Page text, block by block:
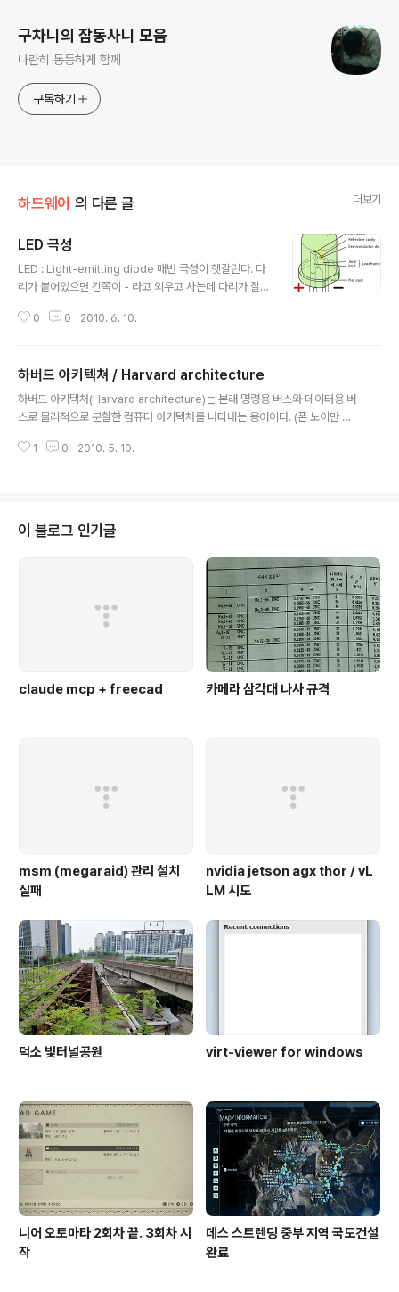
구차니의 잡동사니 모음
나란히 동등하게 함께
구독하기
하드웨어 의 다른 글 더보기
LED 극성
LED : Light-emitting diode 매번 극성이 헷갈린다. 다
리가 붙어있으면 긴쪽이 - 라고 외우고 사는데 다리가 잘리
자세 히보는수 밖에 없다. 다리가 짧거나, 면적이 크면 - 극
[링크 : http://ko.wikipedia.org /wiki/발광_다이오드]
0 0 2010. 6. 10.
하버드 아키텍쳐 / Harvard architecture
하버드 아키텍처(Harvard architecture)는 본래 명령용 버스와 데이터용 버
스로 물리적으로 분할한 컴퓨터 아키텍처를 나타내는 용어이다. (폰 노이만 구
버드_아키텍쳐] [링크 : http://en.wikipedia.org/wiki/Harvard_architec
1 0 2010. 5. 10.
이 블로그 인기글
claude mcp + freecad 카메라 삼각대 나사 규격
msm (megaraid) 관리 설치
실패
nvidia jetson agx thor / vL
LM 시도
덕소 빛터널공원 virt-viewer for windows
니어 오토마타 2회차 끝. 3회차 시
작
데스 스트렌딩 중부 지역 국도건설
완료